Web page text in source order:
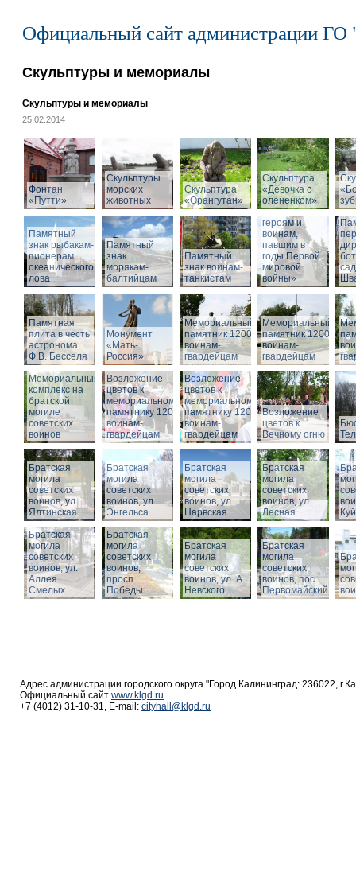
Официальный сайт администрации ГО
Скульптуры и мемориалы
Скульптуры и мемориалы
25.02.2014
Фонтан
«Путти»
Скульптуры
морских
животных
Скульптура
«Орангутан»
Скульптура
«Девочка с
олененком»
Памятный
знак рыбакам-
пионерам
океанического
лова
Памятный
знак
морякам-
балтийцам
Памятный
знак воинам-
танкистам
Памятник
«Российским
героям и
воинам,
павшим в
годы Первой
мировой
войны»
Памятная
плита в честь
астронома
Ф.В. Бесселя
Монумент
«Мать-
Россия»
Мемориальный
памятник 1200
воинам-
гвардейцам
Мемориальный
памятник 1200
воинам-
гвардейцам
Мемориальный
комплекс на
братской
могиле
советских
воинов
Возложение
цветов к
мемориальному
памятнику 1200
воинам-
гвардейцам
Возложение
цветов к
мемориальному
памятнику 1200
воинам-
гвардейцам
Возложение
цветов к
Вечному огню
Братская
могила
советских
воинов, ул.
Ялтинская
Братская
могила
советских
воинов, ул.
Энгельса
Братская
могила
советских
воинов, ул.
Нарвская
Братская
могила
советских
воинов, ул.
Лесная
Братская
могила
советских
воинов, ул.
Аллея
Смелых
Братская
могила
советских
воинов,
просп.
Победы
Братская
могила
советских
воинов, ул. А.
Невского
Братская
могила
советских
воинов, пос.
Первомайский
Адрес администрации городского округа "Город Калининград: 236022,
Официальный сайт www.klgd.ru
+7 (4012) 31-10-31, E-mail: cityhall@klgd.ru